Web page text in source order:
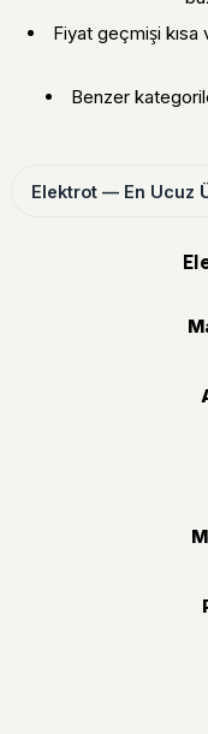
Fiyat geçmişi
Benzer
Elektrot — En Ucuz